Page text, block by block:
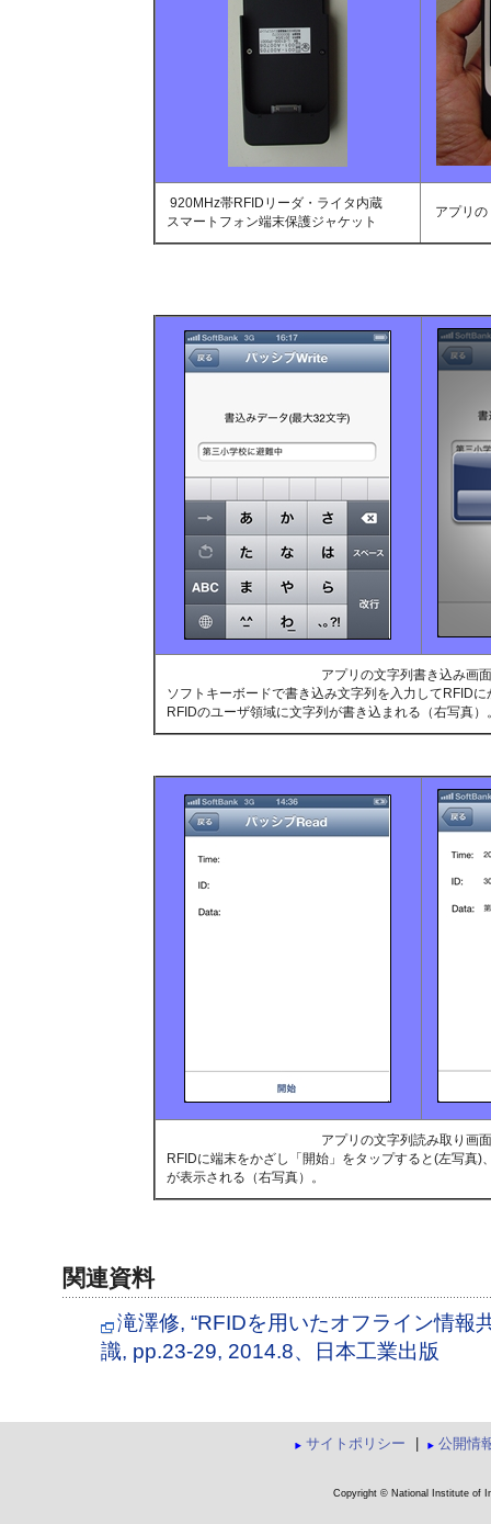
920MHz帯RFIDリーダ・ライタ内蔵
スマートフォン端末保護ジャケット
アプリ
アプリの文字列書き込み画面
ソフトキーボードで書き込み文字列を入力してRFID
RFIDのユーザ領域に文字列が書き込まれる（右写真）
アプリの文字列読み取り画面
RFIDに端末をかざし「開始」をタップすると(左写真)
が表示される（右写真）。
関連資料
滝澤修, “RFIDを用いたオフライン情報
識, pp.23-29, 2014.8、日本工業出版
サイトポリシー 公開情
Copyright © National Institute of